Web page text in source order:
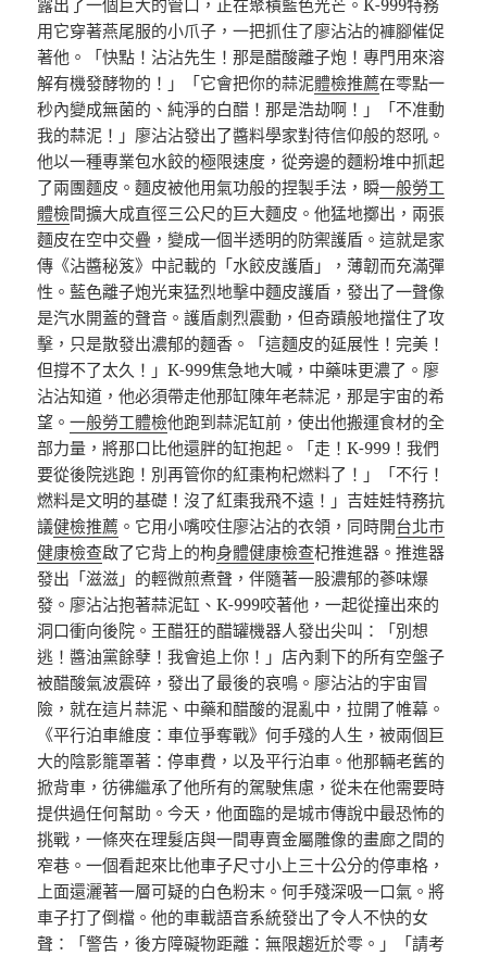
露出了一個巨大的管口，正在聚積藍色光芒。K-999特務
用它穿著燕尾服的小爪子，一把抓住了廖沾沾的褲腳催促
著他。「快點！沾沾先生！那是醋酸離子炮！專門用來溶
解有機發酵物的！」「它會把你的蒜泥體檢推薦在零點一
秒內變成無菌的、純淨的白醋！那是浩劫啊！」「不准動
我的蒜泥！」廖沾沾發出了醬料學家對待信仰般的怒吼。
他以一種專業包水餃的極限速度，從旁邊的麵粉堆中抓起
了兩團麵皮。麵皮被他用氣功般的捏製手法，瞬一般勞工
體檢間擴大成直徑三公尺的巨大麵皮。他猛地擲出，兩張
麵皮在空中交疊，變成一個半透明的防禦護盾。這就是家
傳《沾醬秘笈》中記載的「水餃皮護盾」，薄韌而充滿彈
性。藍色離子炮光束猛烈地擊中麵皮護盾，發出了一聲像
是汽水開蓋的聲音。護盾劇烈震動，但奇蹟般地擋住了攻
擊，只是散發出濃郁的麵香。「這麵皮的延展性！完美！
但撐不了太久！」K-999焦急地大喊，中藥味更濃了。廖
沾沾知道，他必須帶走他那缸陳年老蒜泥，那是宇宙的希
望。一般勞工體檢他跑到蒜泥缸前，使出他搬運食材的全
部力量，將那口比他還胖的缸抱起。「走！K-999！我們
要從後院逃跑！別再管你的紅棗枸杞燃料了！」「不行！
燃料是文明的基礎！沒了紅棗我飛不遠！」吉娃娃特務抗
議健檢推薦 。它用小嘴咬住廖沾沾的衣領，同時開台北巿
健康檢查啟了它背上的枸身體健康檢查杞推進器。推進器
發出「滋滋」的輕微煎煮聲，伴隨著一股濃郁的蔘味爆
發。廖沾沾抱著蒜泥缸、K-999咬著他，一起從撞出來的
洞口衝向後院。王醋狂的醋罐機器人發出尖叫：「別想
逃！醬油黨餘孽！我會追上你！」店內剩下的所有空盤子
被醋酸氣波震碎，發出了最後的哀鳴。廖沾沾的宇宙冒
險，就在這片蒜泥、中藥和醋酸的混亂中，拉開了帷幕。
《平行泊車維度：車位爭奪戰》何手殘的人生，被兩個巨
大的陰影籠罩著：停車費，以及平行泊車。他那輛老舊的
掀背車，彷彿繼承了他所有的駕駛焦慮，從未在他需要時
提供過任何幫助。今天，他面臨的是城市傳說中最恐怖的
挑戰，一條夾在理髮店與一間專賣金屬雕像的畫廊之間的
窄巷。一個看起來比他車子尺寸小上三十公分的停車格，
上面還灑著一層可疑的白色粉末。何手殘深吸一口氣。將
車子打了倒檔。他的車載語音系統發出了令人不快的女
聲：「警告，後方障礙物距離：無限趨近於零。」「請考